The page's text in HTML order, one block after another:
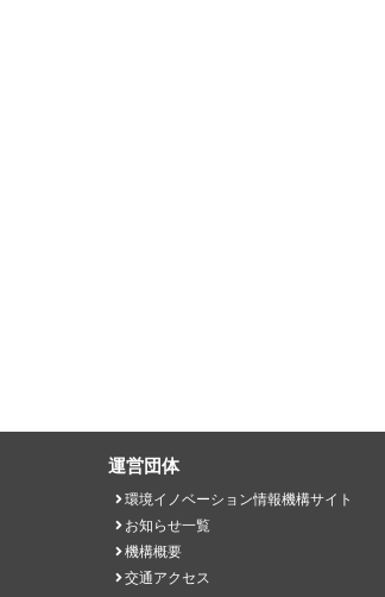
運営団体
環境イノベーション情報機構サイト
お知らせ一覧
機構概要
交通アクセス